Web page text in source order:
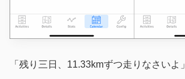
「残り三日、11.33kmずつ走りなさいよ